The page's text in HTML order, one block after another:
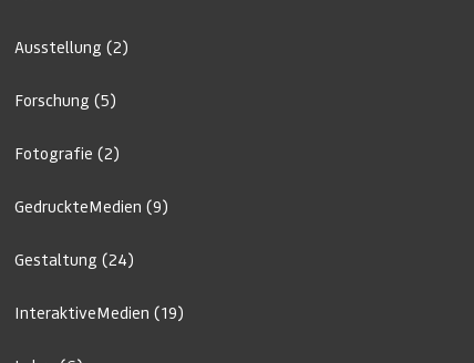
Ausstellung (2)
Forschung (5)
Fotografie (2)
GedruckteMedien (9)
Gestaltung (24)
InteraktiveMedien (19)